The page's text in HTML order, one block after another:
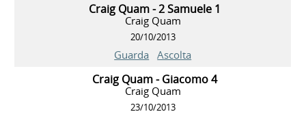
Craig Quam - 2 Samuele 1
Craig Quam
20/10/2013
Guarda Ascolta
Craig Quam - Giacomo 4
Craig Quam
23/10/2013